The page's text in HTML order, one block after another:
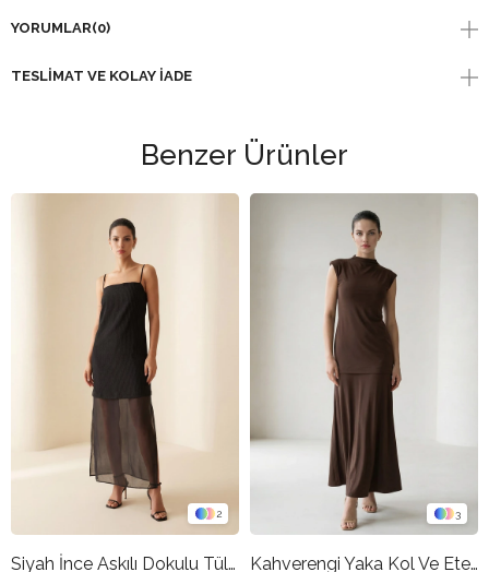
YORUMLAR(0)
TESLIMAT VE KOLAY İADE
Benzer Ürünler
2
Siyah İnce Askılı Dokulu Tül Detaylı Midi Boy Elbise
3
Kahverengi Yaka Kol Ve Etek Detaylı Elbise